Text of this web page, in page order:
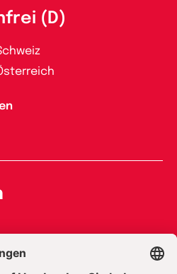
(D)
E-Books